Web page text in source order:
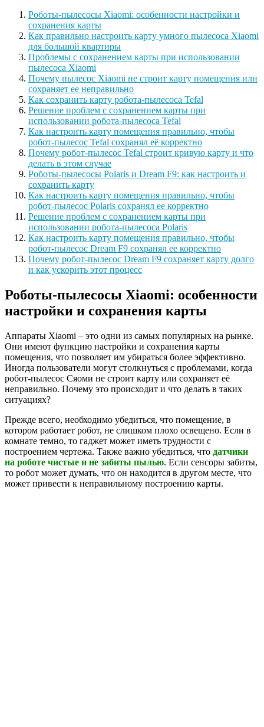
Роботы-пылесосы Xiaomi: особенности настройки и
сохранения карты
Как правильно настроить карту умного пылесоса Xiaomi
для большой квартиры
Проблемы с сохранением карты при использовании
пылесоса Xiaomi
Почему пылесос Xiaomi не строит карту помещения или
сохраняет ее неправильно
Как сохранить карту робота-пылесоса Tefal
Решение проблем с сохранением карты при
использовании робота-пылесоса Tefal
Как настроить карту помещения правильно, чтобы
робот-пылесос Tefal сохранял её корректно
Почему робот-пылесос Tefal строит кривую карту и что
делать в этом случае
Роботы-пылесосы Polaris и Dream F9: как настроить и
сохранить карту
Как настроить карту помещения правильно, чтобы
робот-пылесос Polaris сохранял ее корректно
Решение проблем с сохранением карты при
использовании робота-пылесоса Polaris
Как настроить карту помещения правильно, чтобы
робот-пылесос Dream F9 сохранял ее корректно
Почему робот-пылесос Dream F9 сохраняет карту долго
и как ускорить этот процесс
Роботы-пылесосы Xiaomi: особенности
настройки и сохранения карты
Аппараты Xiaomi – это одни из самых популярных на рынке.
Они имеют функцию настройки и сохранения карты
помещения, что позволяет им убираться более эффективно.
Иногда пользователи могут столкнуться с проблемами, когда
робот-пылесос Сяоми не строит карту или сохраняет её
неправильно. Почему это происходит и что делать в таких
ситуациях?
Прежде всего, необходимо убедиться, что помещение, в
котором работает робот, не слишком плохо освещено. Если в
комнате темно, то гаджет может иметь трудности с
построением чертежа. Также важно убедиться, что датчики
на роботе чистые и не забиты пылью. Если сенсоры забиты,
то робот может думать, что он находится в другом месте, что
может привести к неправильному построению карты.